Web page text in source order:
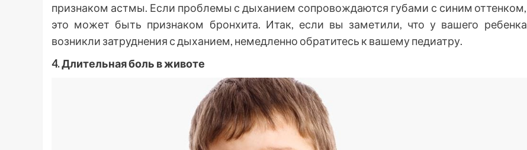
признаком астмы. Если проблемы с дыханием сопровождаются губами с синим оттенком,
это может быть признаком бронхита. Итак, если вы заметили, что у вашего ребенка
возникли затруднения с дыханием, немедленно обратитесь к вашему педиатру.
4. Длительная боль в животе